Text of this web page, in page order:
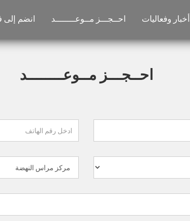
أخبار وفعاليات احــجـــز مــوعــــــــد انضم إلى
احــجـــز مــوعــــــــد